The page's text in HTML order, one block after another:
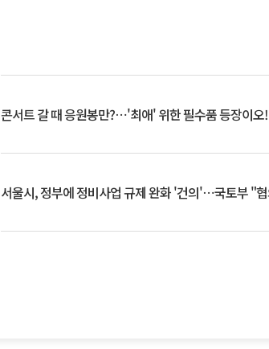
콘서트 갈 때 응원봉만?⋯'최애' 위한 필수품 등장이
서울시, 정부에 정비사업 규제 완화 '건의'⋯국토부 "